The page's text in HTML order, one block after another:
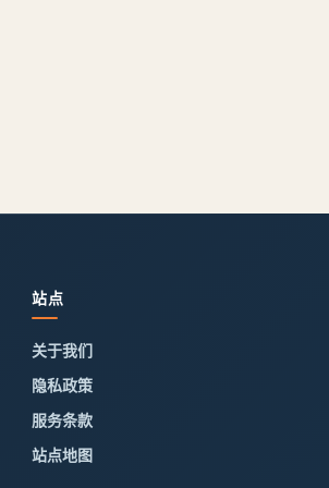
站点
关于我们
隐私政策
服务条款
站点地图